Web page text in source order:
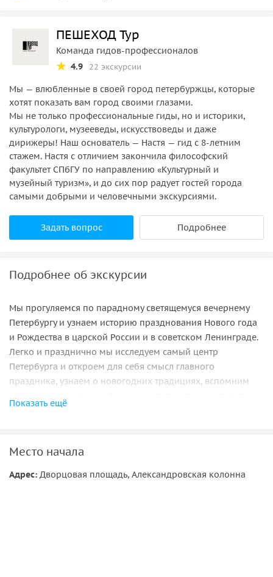
ПЕШЕХОД Тур
Команда гидов-профессионалов
4.9
22 экскурсии
Мы — влюбленные в своей город петербуржцы, которые
хотят показать вам город своими глазами.
Мы не только профессиональные гиды, но и историки,
культурологи, музееведы, искусствоведы и даже
дирижеры! Наш основатель — Настя — гид с 8-летним
стажем. Настя с отличием закончила философский
факультет СПбГУ по направлению «Культурный и
музейный туризм», и до сих пор радует гостей города
самыми добрыми и человечными экскурсиями.
Задать вопрос Подробнее
Подробнее об экскурсии
Мы прогуляемся по парадному светящемуся вечернему
Петербургу и узнаем историю празднования Нового года
и Рождества в царской России и в советском Ленинграде.
Легко и празднично мы исследуем самый центр
Петербурга и откроем для себя смысл главного
праздника, узнаем о новогодних традициях, вспомним
фотографии и получим особенный подарок в конце —
Показать ещё
Место начала
Адрес: Дворцовая площадь, Александровская колонна